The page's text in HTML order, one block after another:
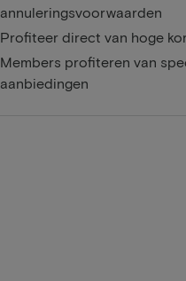
annuleringsvoorwaarden
Profiteer direct van hoge
Members profiteren van
aanbiedingen